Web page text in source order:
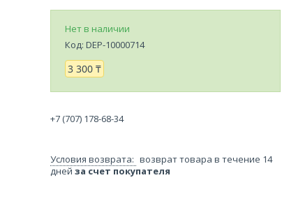
Нет в наличии
Код: DEP-10000714
3 300 ₸
+7 (707) 178-68-34
возврат товара в течение 14
дней за счет покупателя